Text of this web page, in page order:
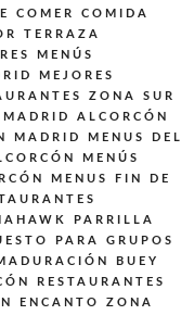
COMER COMIDA
TERRAZA
MENÚS
MEJORES
ZONA SUR
ALCORCÓN
MADRID
MENUS DEL
MENÚS
MENUS FIN DE
PARRILLA
PARA GRUPOS
BUEY
RESTAURANTES
ENCANTO ZONA